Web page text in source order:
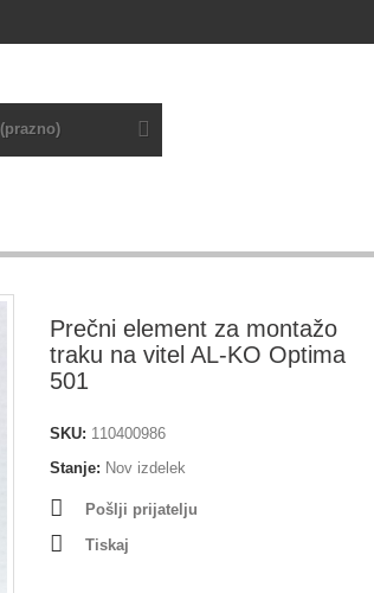
(prazno)
Prečni element za montažo
traku na vitel AL-KO Optima
501
SKU: 110400986
Stanje: Nov izdelek
Pošlji prijatelju
Tiskaj